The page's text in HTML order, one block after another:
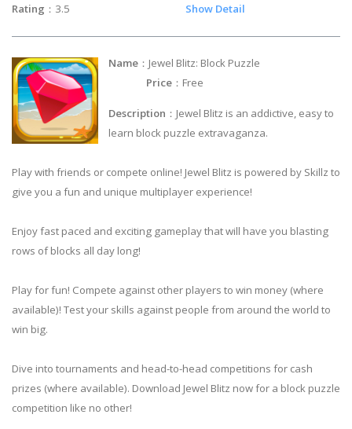
Rating ：3.5 Show Detail
Name ：Jewel Blitz: Block Puzzle
Price ：Free
Description ：Jewel Blitz is an addictive, easy to
learn block puzzle extravaganza.
Play with friends or compete online! Jewel Blitz is powered by Skillz to
give you a fun and unique multiplayer experience!
Enjoy fast paced and exciting gameplay that will have you blasting
rows of blocks all day long!
Play for fun! Compete against other players to win money (where
available)! Test your skills against people from around the world to
win big.
Dive into tournaments and head-to-head competitions for cash
prizes (where available). Download Jewel Blitz now for a block puzzle
competition like no other!